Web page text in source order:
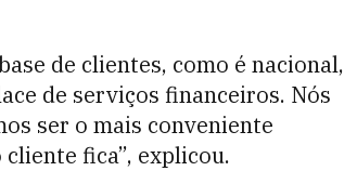
de clientes, como é nacional,
de serviços financeiros. Nós
ser o mais conveniente
fica”, explicou.